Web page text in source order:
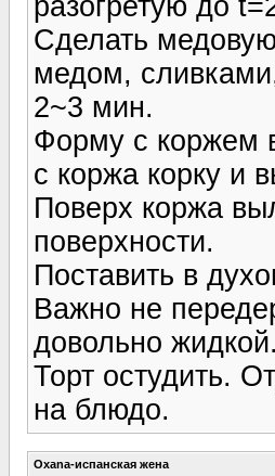
Сделать
медом,
2~3 мин.
Форму с коржем
с коржа корку и
Поверх коржа
поверхности.
Поставить в
Важно не
довольно жидкой.
Торт остудить.
на блюдо.
Oxana-испанская жена